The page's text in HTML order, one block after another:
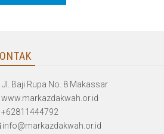
Jl. Baji Rupa No. 8 Makassar
www.markazdakwah.or.id
+62811444792
info@markazdakwah.or.id